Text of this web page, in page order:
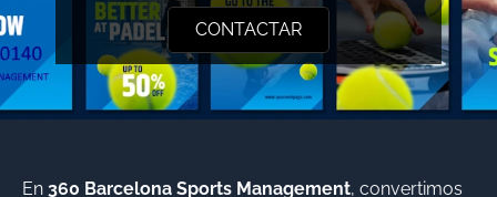
CONTACTAR
En 360 Barcelona Sports Management, convertimos